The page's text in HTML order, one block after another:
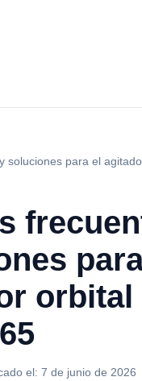
soluciones para el
orbital
el: 7 de junio de 2026